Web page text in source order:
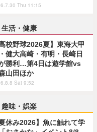
Thu 11:15
生活・健康
高校野球2026夏】東海大甲
健大高崎・有明・長崎日
勝利…第4日は遊学館vs
山田ほか
Sat 9:52
趣味・娯楽
夏休み2026】魚に触れて学